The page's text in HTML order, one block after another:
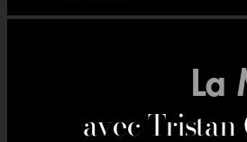
La
avec Tristan